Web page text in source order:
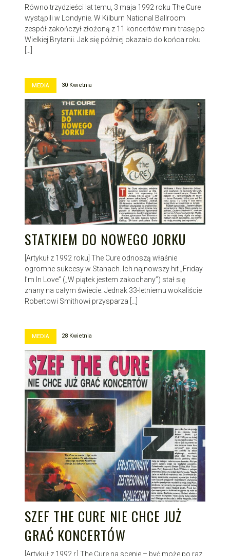
Równo trzydzieści lat temu, 3 maja 1992 roku The Cure
wystąpili w Londynie. W Kilburn National Ballroom
zespół zakończył złożoną z 11 koncertów mini trasę po
Wielkiej Brytanii. Jak się później okazało do końca roku
[…]
MEDIA 30 Kwietnia
STATKIEM DO NOWEGO JORKU
[Artykuł z 1992 roku] The Cure odnoszą właśnie
ogromne sukcesy w Stanach. Ich najnowszy hit „Friday
I’m In Love” („W piątek jestem zakochany”) stał się
znany na całym świecie. Jednak 33-letniemu wokaliście
Robertowi Smithowi przysparza […]
MEDIA 28 Kwietnia
SZEF THE CURE NIE CHCE JUŻ
GRAĆ KONCERTÓW
[Artykuł z 1992 r.] The Cure na scenie – być może po raz